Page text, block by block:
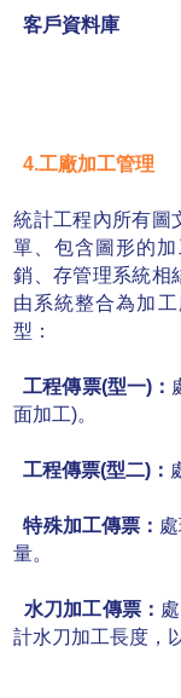
客戶資料庫
4.工廠加工管理
統計工程內所有圖
單、包含圖形的
銷、存管理系統相
由系統整合為加
型：
工程傳票(型一)：
面加工)。
工程傳票(型二)：
特殊加工傳票：
量。
水刀加工傳票：
計水刀加工長度，